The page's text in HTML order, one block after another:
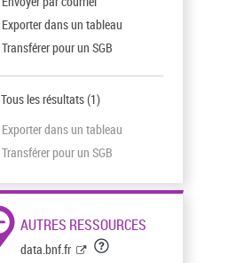
Exporter dans un tableau
Transférer pour un SGB
Tous les résultats(1)
Exporter dans un tableau
Transférer pour un SGB
AUTRES RESSOURCES
data.bnf.fr